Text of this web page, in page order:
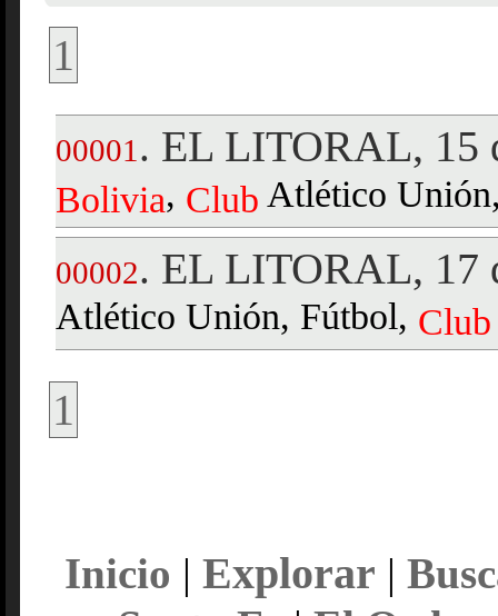
1
00001 . EL LITORAL, 15
Bolivia, Club Atlético
00002. EL LITORAL, 17
Atlético Unión, Fútbol, Club
1
Inicio | Explorar |